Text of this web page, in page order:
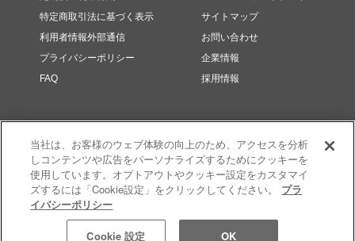
特定商取引法に基づく表示
利用者情報外部通信
プライバシーポリシー
FAQ
サイトマップ
お問い合わせ
企業情報
採用情報
© RMK Div. e’quipe, LTD. All rights reserved.
当社は、お客様のウェブ体験の向上のため、アクセスを分析
しコンテンツや広告をパーソナライズするためにクッキーを
使用しています。オプトアウトやクッキー設定をカスタマイ
ズするには「Cookie設定」をクリックしてください。 プラ
イバシーポリシー
Cookie 設定 OK